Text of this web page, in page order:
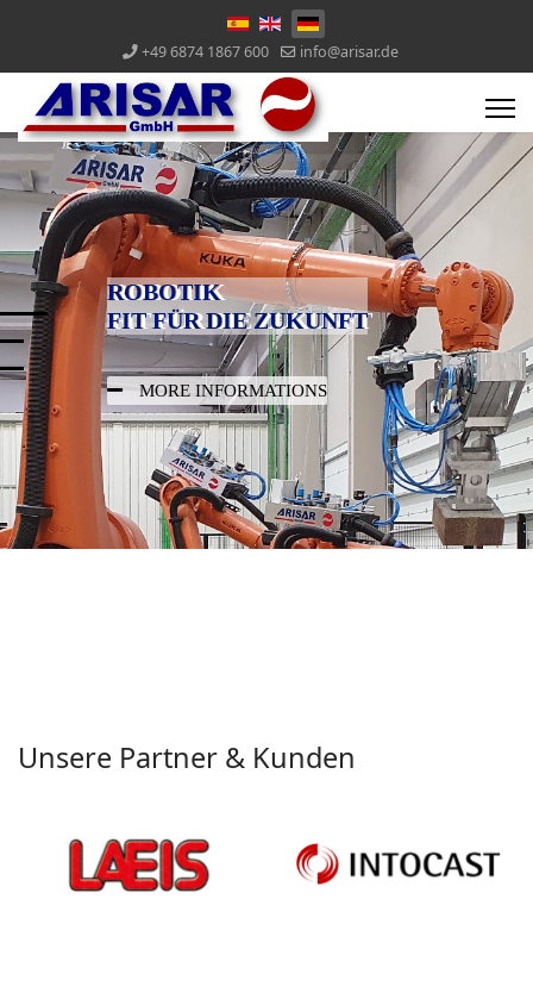
+49 6874 1867 600 info@arisar.de
ROBOTIK
FIT FÜR DIE ZUKUNFT
MORE INFORMATIONS
Unsere Partner & Kunden